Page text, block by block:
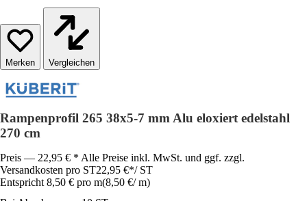
Vergleichen
Rampenprofil 265 38x5-7 mm Alu eloxiert edelstahl
270 cm
Preis — 22,95 € * Alle Preise inkl. MwSt. und ggf. zzgl.
Versandkosten pro ST22,95 €*/ ST
Entspricht 8,50 € pro m(8,50 €/ m)